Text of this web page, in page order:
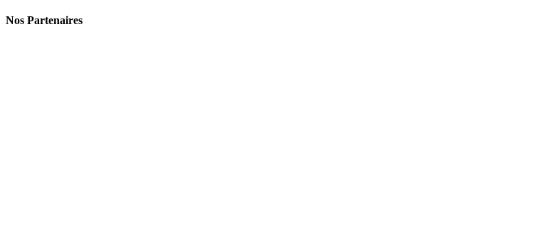
Nos Partenaires